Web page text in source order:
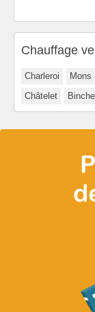
Chauffage
Charleroi Mons
Châtelet
Binche